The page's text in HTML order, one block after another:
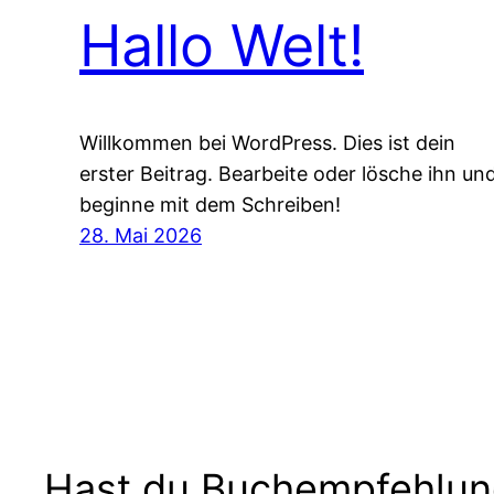
Hallo Welt!
Willkommen bei WordPress. Dies ist dein
erster Beitrag. Bearbeite oder lösche ihn
beginne mit dem Schreiben!
28. Mai 2026